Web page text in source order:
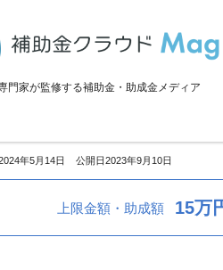
門家が監修する補助金・助成金メディア
金・助成金詳細
年5月14日 2023年9月10日
上限金額・助成額 15万